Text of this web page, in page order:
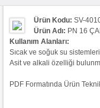
Ürün Kodu: SV-
Ürün Adı: PN 16
Kullanım Alanları:
Sıcak ve soğuk su sistemleri
Asit ve alkali özelliği
PDF Formatında Ürün